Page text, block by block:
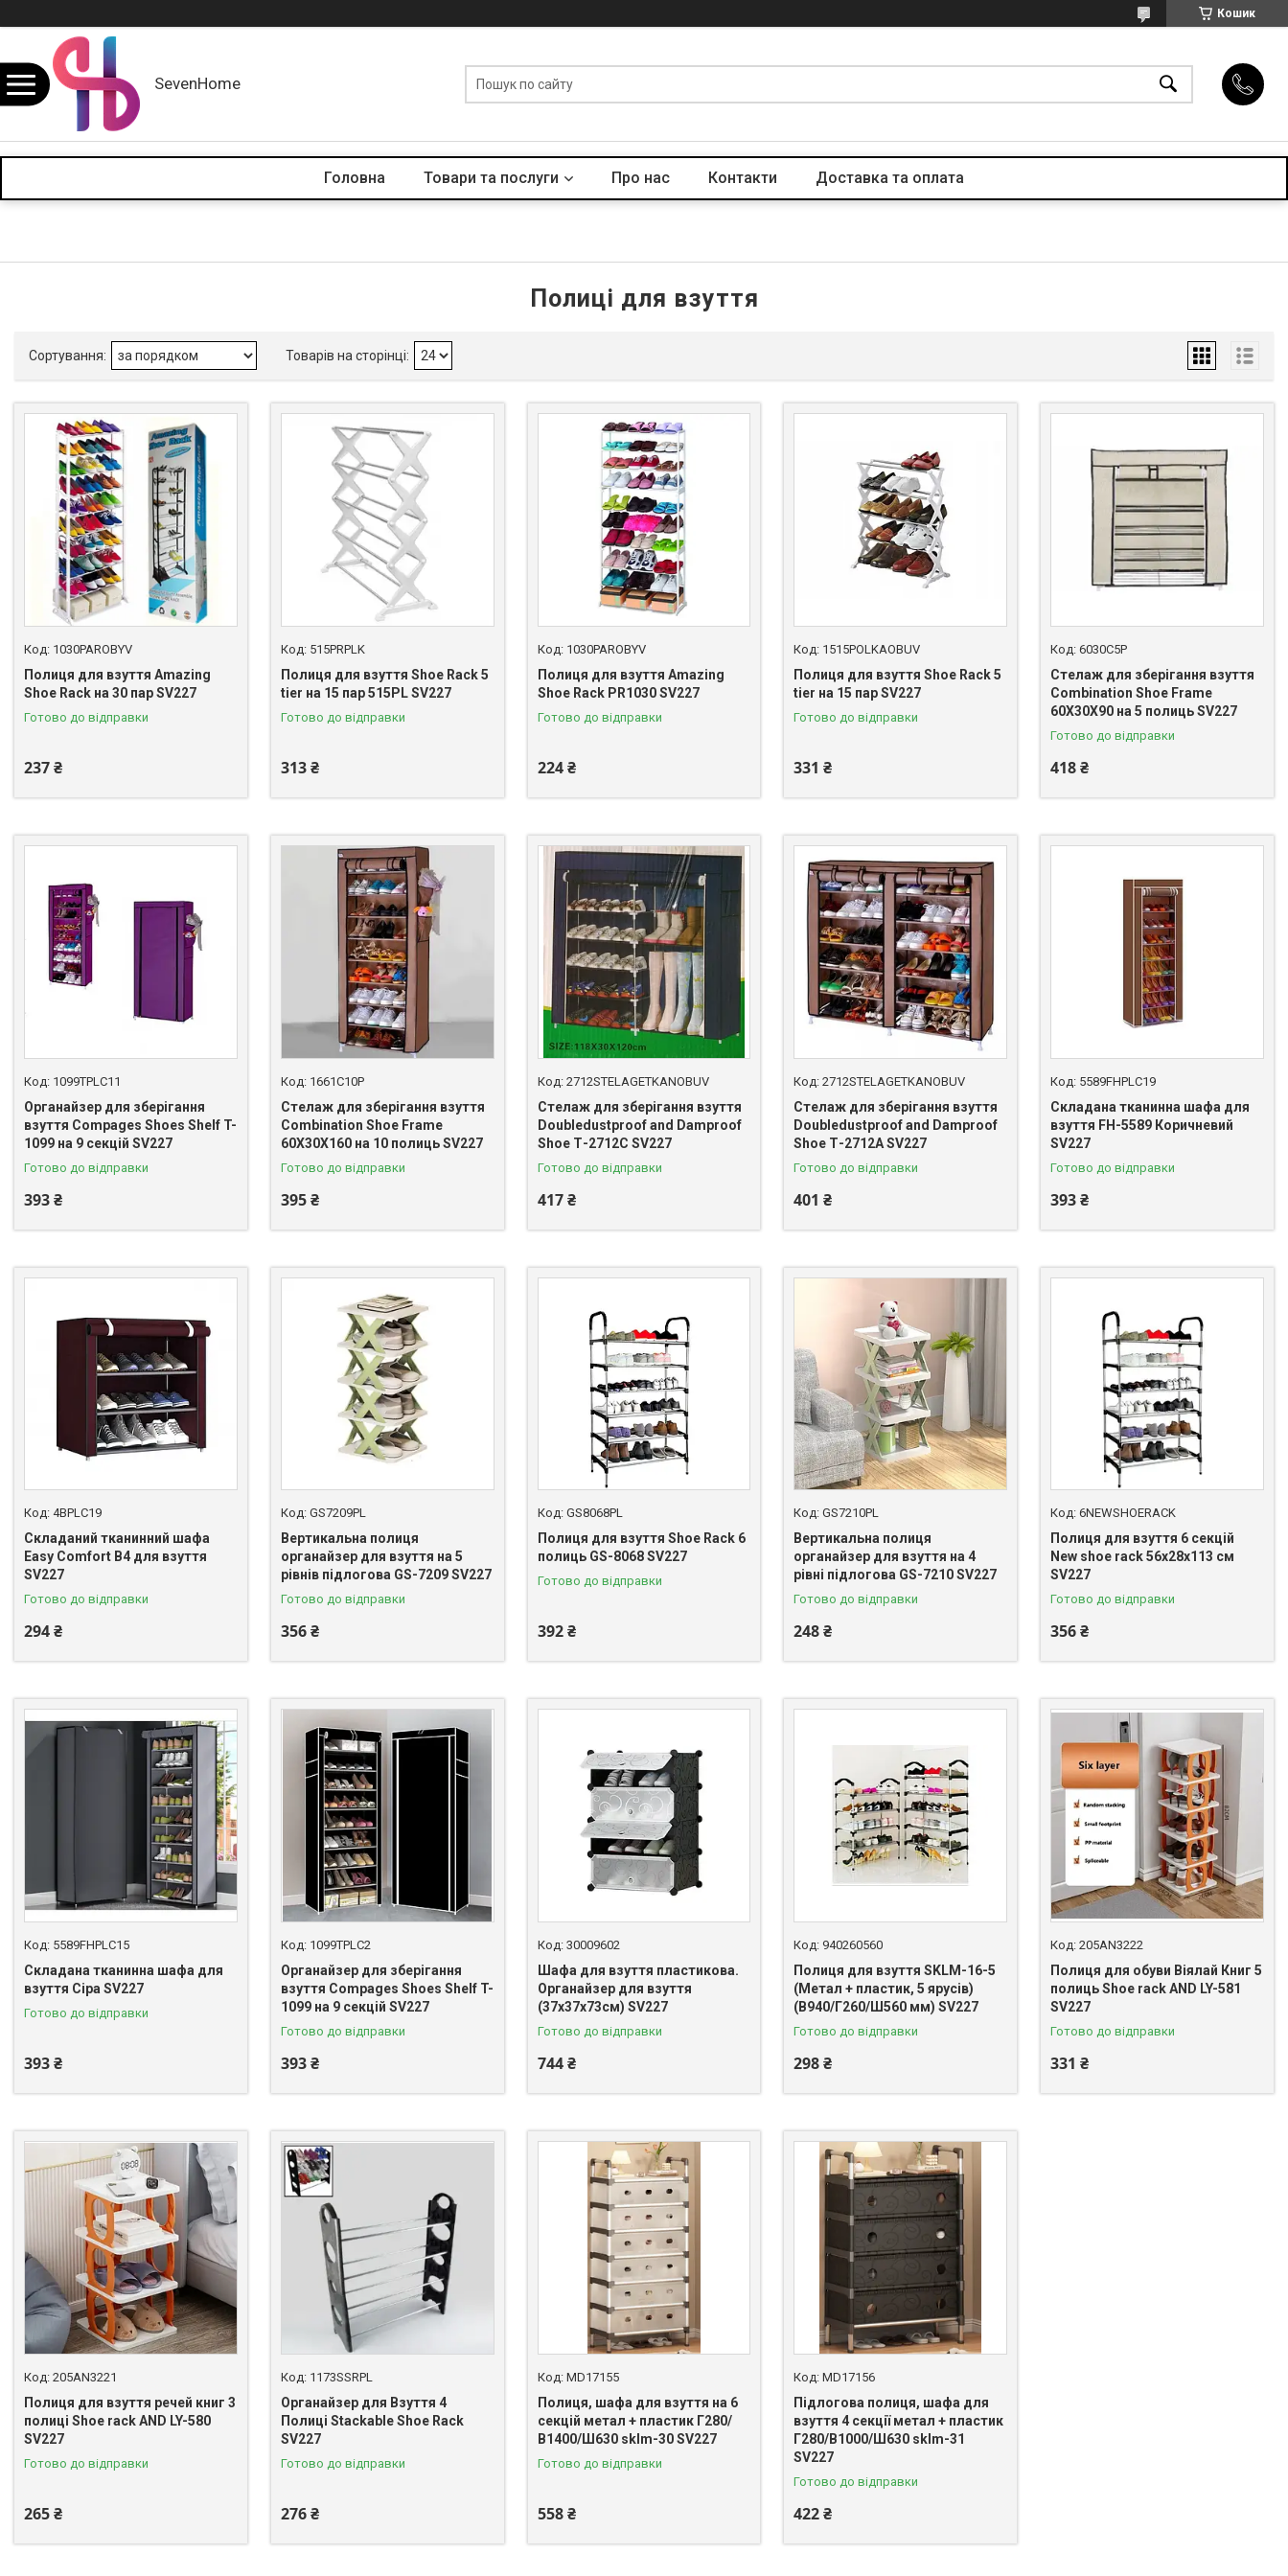
Кошик
SevenHome
Головна Товари та послуги Про нас Контакти Доставка та оплата
Полиці для взуття
1030PAROBYV
Полиця для взуття Amazing
Shoe Rack на 30 пар SV227
Готово до відправки
237 ₴
515PRPLK
Полиця для взуття Shoe Rack 5
tier на 15 пар 515PL SV227
Готово до відправки
313 ₴
1030PAROBYV
Полиця для взуття Amazing
Shoe Rack PR1030 SV227
Готово до відправки
224 ₴
1515POLKAOBUV
Полиця для взуття Shoe Rack 5
tier на 15 пар SV227
Готово до відправки
331 ₴
6030C5P
Стелаж для зберігання взуття
Combination Shoe Frame
60X30X90 на 5 полиць SV227
Готово до відправки
418 ₴
1099TPLC11
Органайзер для зберігання
взуття Compages Shoes Shelf T-
1099 на 9 секцій SV227
Готово до відправки
393 ₴
1661C10P
Стелаж для зберігання взуття
Combination Shoe Frame
60X30X160 на 10 полиць SV227
Готово до відправки
395 ₴
2712STELAGETKANOBUV
Стелаж для зберігання взуття
Doubledustproof аnd Damproof
Shoe Т-2712С SV227
Готово до відправки
417 ₴
2712STELAGETKANOBUV
Стелаж для зберігання взуття
Doubledustproof аnd Damproof
Shoe Т-2712А SV227
Готово до відправки
401 ₴
5589FHPLC19
Складана тканинна шафа для
взуття FH-5589 Коричневий
SV227
Готово до відправки
393 ₴
4BPLC19
Складаний тканинний шафа
Easy Comfort B4 для взуття
SV227
Готово до відправки
294 ₴
GS7209PL
Вертикальна полиця
органайзер для взуття на 5
рівнів підлогова GS-7209 SV227
Готово до відправки
356 ₴
GS8068PL
Полиця для взуття Shoe Rack 6
полиць GS-8068 SV227
Готово до відправки
392 ₴
GS7210PL
Вертикальна полиця
органайзер для взуття на 4
рівні підлогова GS-7210 SV227
Готово до відправки
248 ₴
6NEWSHOERACK
Полиця для взуття 6 секцій
New shoe rack 56х28х113 см
SV227
Готово до відправки
356 ₴
5589FHPLC15
Складана тканинна шафа для
взуття Сіра SV227
Готово до відправки
393 ₴
1099TPLC2
Органайзер для зберігання
взуття Compages Shoes Shelf T-
1099 на 9 секцій SV227
Готово до відправки
393 ₴
30009602
Шафа для взуття пластикова.
Органайзер для взуття
(37х37х73см) SV227
Готово до відправки
744 ₴
940260560
Полиця для взуття SKLM-16-5
(Метал + пластик, 5 ярусів)
(В940/Г260/Ш560 мм) SV227
Готово до відправки
298 ₴
205AN3222
Полиця для обуви Віялай Книг 5
полиць Shoe rack AND LY-581
SV227
Готово до відправки
331 ₴
205AN3221
Полиця для взуття речей книг 3
полиці Shoe rack AND LY-580
SV227
Готово до відправки
265 ₴
1173SSRPL
Органайзер для Взуття 4
Полиці Stackable Shoe Rack
SV227
Готово до відправки
276 ₴
MD17155
Полиця, шафа для взуття на 6
секцій метал + пластик Г280/
В1400/Ш630 sklm-30 SV227
Готово до відправки
558 ₴
MD17156
Підлогова полиця, шафа для
взуття 4 секції метал + пластик
Г280/В1000/Ш630 sklm-31
SV227
Готово до відправки
422 ₴